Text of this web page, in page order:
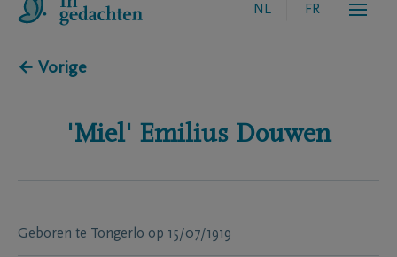
NL FR
← Vorige
'Miel' Emilius Douwen
Geboren te Tongerlo op 15/07/1919